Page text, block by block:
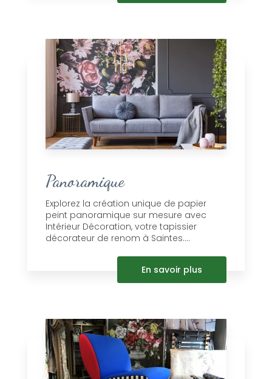
Panoramique
Explorez la création unique de papier
peint panoramique sur mesure avec
Intérieur Décoration, votre tapissier
décorateur de renom à Saintes....
En savoir plus